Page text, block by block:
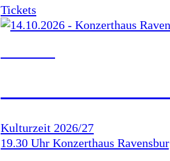
Tickets
Kulturzeit 2026/27
19.30 Uhr Konzerthaus